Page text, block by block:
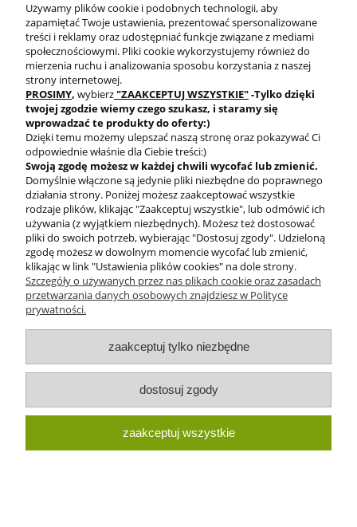
Kryształ górski kulki fasetowane 3mm
(sznur około 130 szt.)
do koszyka
Używamy plików cookie i podobnych technologii, aby
zapamiętać Twoje ustawienia, prezentować spersonalizowane
treści i reklamy oraz udostępniać funkcje związane z mediami
społecznościowymi. Pliki cookie wykorzystujemy również do
mierzenia ruchu i analizowania sposobu korzystania z naszej
strony internetowej.
PROSIMY, wybierz"ZAAKCEPTUJ WSZYSTKIE"-Tylko dzięki
twojej zgodziewiemy czego szukasz, i staramy się
wprowadzać te produkty do oferty:)
Dzięki temu możemy ulepszać naszą stronę oraz pokazywać Ci
odpowiednie właśnie dla Ciebie treści:)
Swoją zgodę możesz w każdej chwili wycofać lub zmienić.
Domyślnie włączone są jedynie pliki niezbędne do poprawnego
działania strony. Poniżej możesz zaakceptować wszystkie
rodzaje plików, klikając "Zaakceptuj wszystkie", lub odmówić ich
używania (z wyjątkiem niezbędnych). Możesz też dostosować
pliki do swoich potrzeb, wybierając "Dostosuj zgody". Udzieloną
zgodę możesz w dowolnym momencie wycofać lub zmienić,
klikając w link "Ustawienia plików cookies" na dole strony.
Szczegóły o używanych przez nas plikach cookie oraz zasadach
przetwarzania danych osobowych znajdziesz w Polityce
prywatności.
zaakceptuj tylko niezbędne
dostosuj zgody
zaakceptuj wszystkie